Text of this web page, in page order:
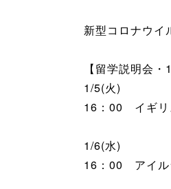
新型コロナウイ
【留学説明会・
1/5(火)
16：00 イギリ
1/6(水)
16：00 アイル